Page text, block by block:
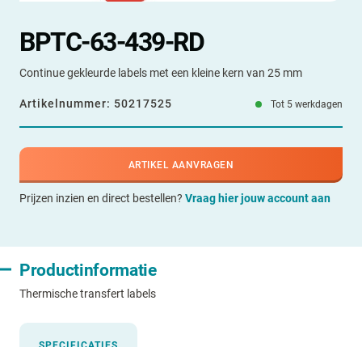
BPTC-63-439-RD
Continue gekleurde labels met een kleine kern van 25 mm
Artikelnummer: 50217525 Tot 5 werkdagen
ARTIKEL AANVRAGEN
Prijzen inzien en direct bestellen? Vraag hier jouw account aan
Productinformatie
Thermische transfert labels